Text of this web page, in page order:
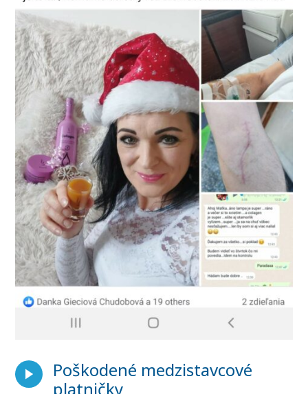
Poškodené medzistavcové
platničky